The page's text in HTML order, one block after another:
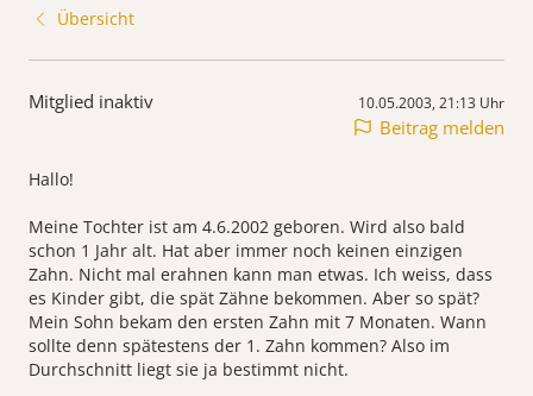
Übersicht
Mitglied inaktiv 10.05.2003, 21:13 Uhr
Beitrag melden
Hallo!
Meine Tochter ist am 4.6.2002 geboren. Wird also bald
schon 1 Jahr alt. Hat aber immer noch keinen einzigen
Zahn. Nicht mal erahnen kann man etwas. Ich weiss, dass
es Kinder gibt, die spät Zähne bekommen. Aber so spät?
Mein Sohn bekam den ersten Zahn mit 7 Monaten. Wann
sollte denn spätestens der 1. Zahn kommen? Also im
Durchschnitt liegt sie ja bestimmt nicht.